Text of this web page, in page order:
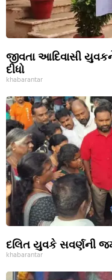
જીવતા આદિવાસી
દીધો
khabarantar
દલિત યુવકે સવર્ણની
khabarantar